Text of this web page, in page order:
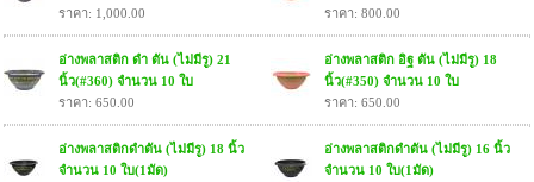
ราคา: 1,000.00
ราคา: 800.00
อ่างพลาสติก ดำ ตัน (ไม่มีรู) 21
นิ้ว(#360) จำนวน 10 ใบ
ราคา: 650.00
อ่างพลาสติก อิฐ ตัน (ไม่มีรู) 18
นิ้ว(#350) จำนวน 10 ใบ
ราคา: 650.00
อ่างพลาสติกดำตัน (ไม่มีรู) 18 นิ้ว
จำนวน 10 ใบ(1มัด)
อ่างพลาสติกดำตัน (ไม่มีรู) 16 นิ้ว
จำนวน 10 ใบ(1มัด)